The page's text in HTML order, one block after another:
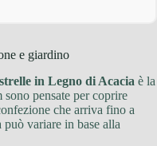
e giardino
in Legno di Acacia è la
pensate per coprire
che arriva fino a
può variare in base alla